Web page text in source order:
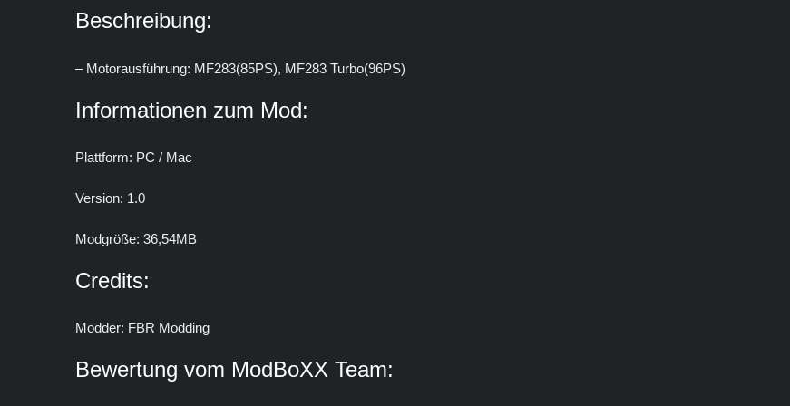
Beschreibung:
– Motorausführung: MF283(85PS), MF283 Turbo(96PS)
Informationen zum Mod:
Plattform: PC / Mac
Version: 1.0
Modgröße: 36,54MB
Credits:
Modder: FBR Modding
Bewertung vom ModBoXX Team: